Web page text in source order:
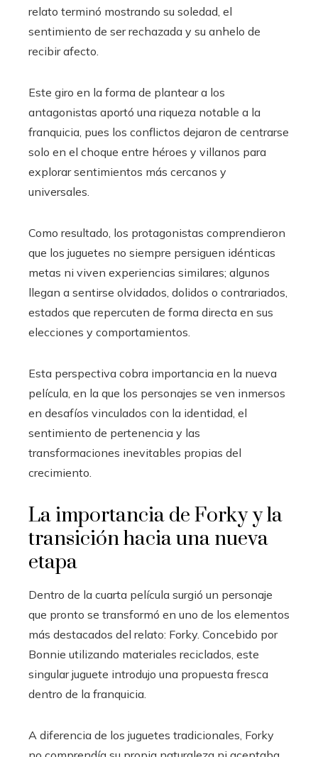
relato terminó mostrando su soledad, el
sentimiento de ser rechazada y su anhelo de
recibir afecto.
Este giro en la forma de plantear a los
antagonistas aportó una riqueza notable a la
franquicia, pues los conflictos dejaron de centrarse
solo en el choque entre héroes y villanos para
explorar sentimientos más cercanos y
universales.
Como resultado, los protagonistas comprendieron
que los juguetes no siempre persiguen idénticas
metas ni viven experiencias similares; algunos
llegan a sentirse olvidados, dolidos o contrariados,
estados que repercuten de forma directa en sus
elecciones y comportamientos.
Esta perspectiva cobra importancia en la nueva
película, en la que los personajes se ven inmersos
en desafíos vinculados con la identidad, el
sentimiento de pertenencia y las
transformaciones inevitables propias del
crecimiento.
La importancia de Forky y la
transición hacia una nueva
etapa
Dentro de la cuarta película surgió un personaje
que pronto se transformó en uno de los elementos
más destacados del relato: Forky. Concebido por
Bonnie utilizando materiales reciclados, este
singular juguete introdujo una propuesta fresca
dentro de la franquicia.
A diferencia de los juguetes tradicionales, Forky